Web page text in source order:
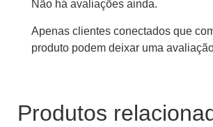
Não há avaliações ainda.
Apenas clientes conectados que
produto podem deixar uma
Produtos